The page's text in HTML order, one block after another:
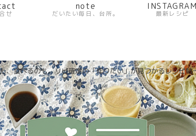
、食べるのも。リピ確定の「作りたい」が見つかるレシピ帖
せ
note
だいたい毎日、台所。 最新レシピ